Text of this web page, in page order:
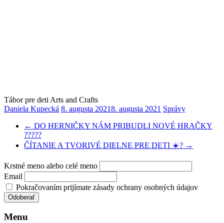
Tábor pre deti Arts and Crafts
Daniela Kupecká 8. augusta 20218. augusta 2021 Správy
← DO HERNIČKY NÁM PRIBUDLI NOVÉ HRAČKY
?????
ČÍTANIE A TVORIVÉ DIELNE PRE DETI ☀️? →
Krstné meno alebo celé meno
Email
Pokračovaním prijímate zásady ochrany osobných údajov
Menu